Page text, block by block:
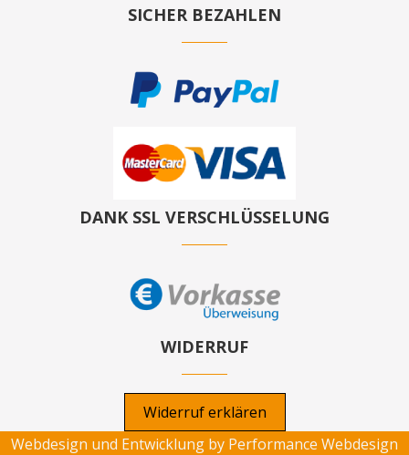
SICHER BEZAHLEN
DANK SSL VERSCHLÜSSELUNG
WIDERRUF
Widerruf erklären
Webdesign und Entwicklung by Performance Webdesign